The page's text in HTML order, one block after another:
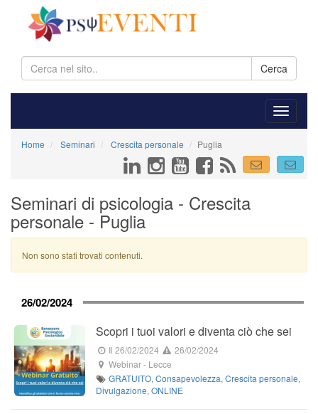
Cerca
Home Seminari Crescita personale Puglia
Seminari di psicologia - Crescita
personale - Puglia
Non sono stati trovati contenuti.
26/02/2024
Scopri i tuoi valori e diventa ciò che sei
Il 26/02/2024
26/02/2024
Webinar- Lecce
GRATUITO,Consapevolezza,Crescita personale,
Divulgazione, ONLINE